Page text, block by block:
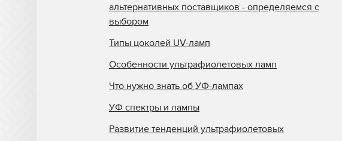
альтернативных поставщиков - определяемся с
выбором
Типы цоколей UV-ламп
Особенности ультрафиолетовых ламп
Что нужно знать об УФ-лампах
УФ спектры и лампы
Развитие тенденций ультрафиолетовых